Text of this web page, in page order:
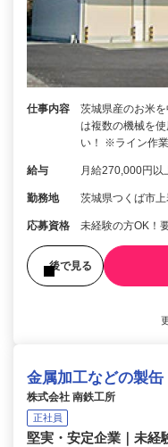
仕事内容
茨城県産のお米
は複数の機械を
い！ ※ライン作
給与 月給270,000円以
勤務地 茨城県つくば市
応募資格 未経験の方OK！
後で見る
金属加工などの製缶
株式会社 南鉄工所
正社員
堅実・安定企業｜未経